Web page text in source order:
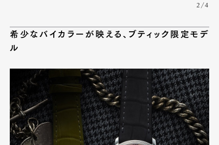
2/4
希少なバイカラーが映える、ブティック限定モデ
ル